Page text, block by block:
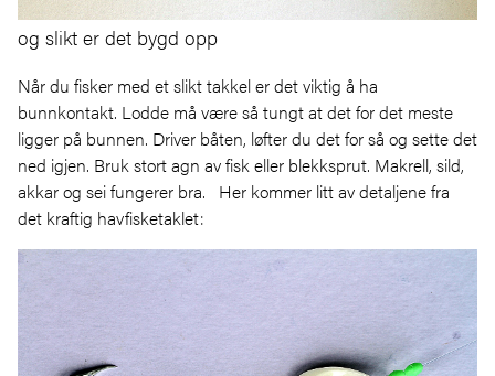
og slikt er det bygd opp
Når du fisker med et slikt takkel er det viktig å ha
bunnkontakt. Lodde må være så tungt at det for det meste
ligger på bunnen. Driver båten, løfter du det for så og sette det
ned igjen. Bruk stort agn av fisk eller blekksprut. Makrell, sild,
akkar og sei fungerer bra. Her kommer litt av detaljene fra
det kraftig havfisketaklet: